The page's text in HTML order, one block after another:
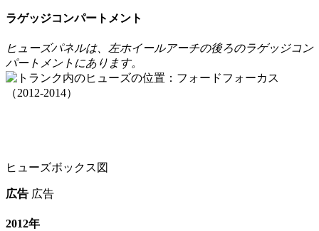
ラゲッジコンパートメント
ヒューズパネルは、左ホイールアーチの後ろのラゲッジコン
パートメントにあります。
ヒューズボックス図
広告 広告
2012年